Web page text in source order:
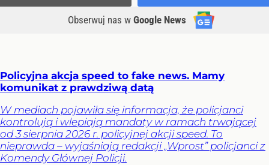
Obserwuj nas w Google News
Policyjna akcja speed to fake news. Mamy
komunikat z prawdziwą datą
W mediach pojawiła się informacja, że policjanci
kontrolują i wlepiają mandaty w ramach trwającej
od 3 sierpnia 2026 r. policyjnej akcji speed. To
nieprawda – wyjaśniają redakcji „Wprost” policjanci z
Komendy Głównej Policji.